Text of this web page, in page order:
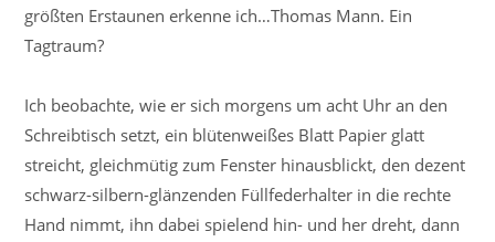
größten Erstaunen erkenne ich…Thomas Mann. Ein
Tagtraum?
Ich beobachte, wie er sich morgens um acht Uhr an den
Schreibtisch setzt, ein blütenweißes Blatt Papier glatt
streicht, gleichmütig zum Fenster hinausblickt, den dezent
schwarz-silbern-glänzenden Füllfederhalter in die rechte
Hand nimmt, ihn dabei spielend hin- und her dreht, dann